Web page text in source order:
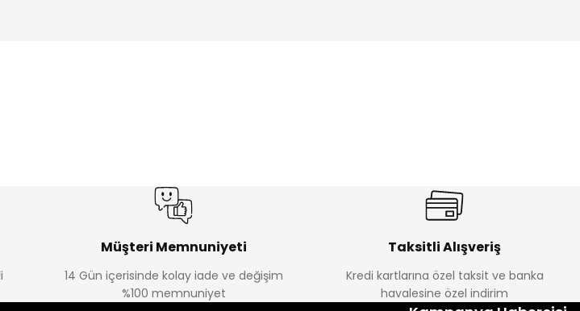
Müşteri Memnuniyeti
14 Gün içerisinde kolay iade ve değişim
%100 memnuniyet
Taksitli Alışveriş
Kredi kartlarına özel taksit ve banka
havalesine özel indirim